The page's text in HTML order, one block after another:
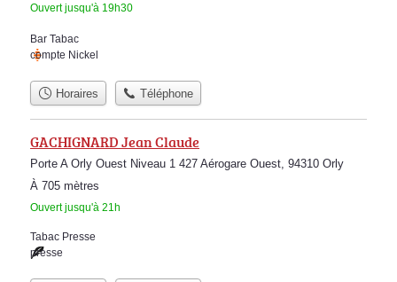
Ouvert jusqu'à 19h30
Bar Tabac
compte Nickel
Horaires Téléphone
GACHIGNARD Jean Claude
Porte A Orly Ouest Niveau 1 427 Aérogare Ouest, 94310 Orly
À 705 mètres
Ouvert jusqu'à 21h
Tabac Presse
presse